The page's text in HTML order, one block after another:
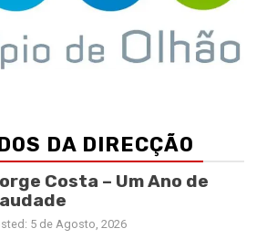
DA DIRECÇÃO
Costa – Um Ano de
5 de Agosto, 2026